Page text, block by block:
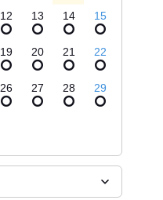
12 13 14 15
19 20 21 22
26 27 28 29